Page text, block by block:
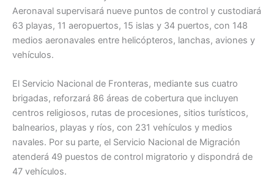
Aeronaval supervisará nueve puntos de control y custodiará
63 playas, 11 aeropuertos, 15 islas y 34 puertos, con 148
medios aeronavales entre helicópteros, lanchas, aviones y
vehículos.
El Servicio Nacional de Fronteras, mediante sus cuatro
brigadas, reforzará 86 áreas de cobertura que incluyen
centros religiosos, rutas de procesiones, sitios turísticos,
balnearios, playas y ríos, con 231 vehículos y medios
navales. Por su parte, el Servicio Nacional de Migración
atenderá 49 puestos de control migratorio y dispondrá de
47 vehículos.